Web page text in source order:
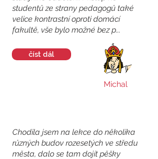
studentů ze strany pedagogů také
velice kontrastní oproti domácí
fakultě, vše bylo možné bez p...
číst dál
Michal
Chodila jsem na lekce do několika
různých budov rozesetých ve středu
města, dalo se tam dojít pěšky